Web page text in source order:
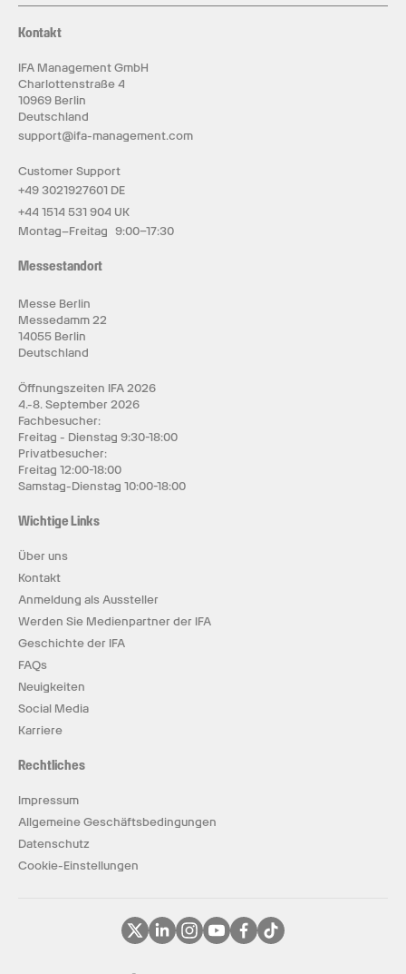
Kontakt
IFA Management GmbH
Charlottenstraße 4
10969 Berlin
Deutschland
support@ifa-management.com
Customer Support
+49 3021927601 DE
+44 1514 531 904 UK
Montag–Freitag 9:00–17:30
Messestandort
Messe Berlin
Messedamm 22
14055 Berlin
Deutschland
Öffnungszeiten IFA 2026
4.-8. September 2026
Fachbesucher:
Freitag - Dienstag 9:30-18:00
Privatbesucher:
Freitag 12:00-18:00
Samstag-Dienstag 10:00-18:00
Wichtige Links
Über uns
Kontakt
Anmeldung als Aussteller
Werden Sie Medienpartner der IFA
Geschichte der IFA
FAQs
Neuigkeiten
Social Media
Karriere
Rechtliches
Impressum
Allgemeine Geschäftsbedingungen
Datenschutz
Cookie-Einstellungen